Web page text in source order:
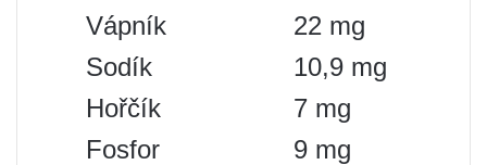
Vápník
22 mg
Sodík
10,9 mg
Hořčík
7 mg
Fosfor
9 mg